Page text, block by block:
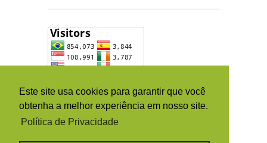
Este site usa cookies para garantir que você
obtenha a melhor experiência em nosso site.
Política de Privacidade